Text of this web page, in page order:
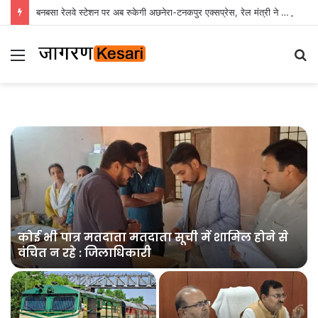
बनबसा रेलवे स्टेशन पर अब रुकेगी अछनेरा-टनकपुर एक्सप्रेस, रेल मंत्री ने दी स्वीकृति
Menu
कोई भी पात्र मतदाता मतदाता सूची में शामिल होने से
वंचित न रहे : जिलाधिकारी